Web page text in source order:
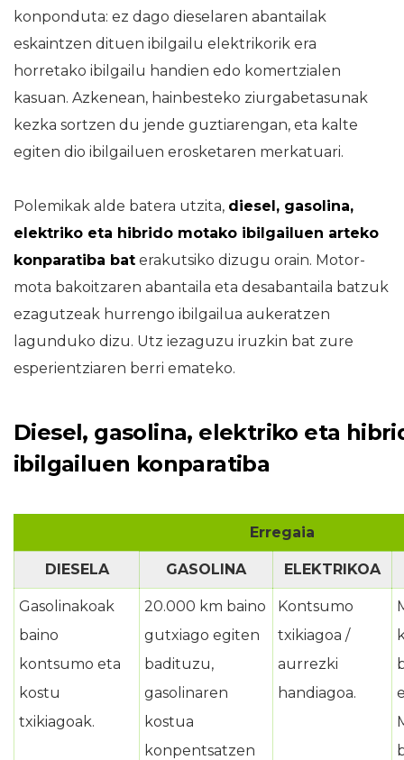
konponduta: ez dago dieselaren abantailak
eskaintzen dituen ibilgailu elektrikorik era
horretako ibilgailu handien edo komertzialen
kasuan. Azkenean, hainbesteko ziurgabetasunak
kezka sortzen du jende guztiarengan, eta kalte
egiten dio ibilgailuen erosketaren merkatuari.
Polemikak alde batera utzita, diesel, gasolina,
elektriko eta hibrido motako ibilgailuen arteko
konparatiba bat erakutsiko dizugu orain. Motor-
mota bakoitzaren abantaila eta desabantaila batzuk
ezagutzeak hurrengo ibilgailua aukeratzen
lagunduko dizu. Utz iezaguzu iruzkin bat zure
esperientziaren berri emateko.
Diesel, gasolina, elektriko eta
ibilgailuen konparatiba
Erregaia
DIESELA GASOLINA ELEKTRIKOA
Gasolinakoak
baino
kontsumo eta
kostu
txikiagoak.
20.000 km baino
gutxiago egiten
badituzu,
gasolinaren
kostua
konpentsatzen
Kontsumo
txikiagoa /
aurrezki
handiagoa.